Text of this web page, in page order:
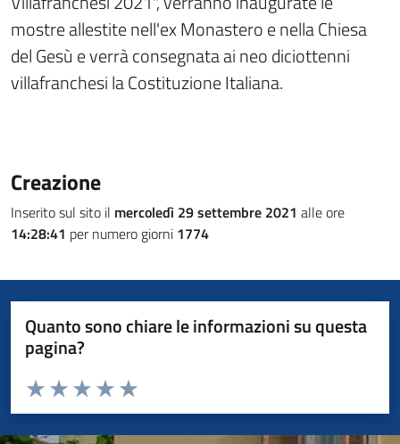
mostre allestite nell'ex Monastero e nella Chiesa
del Gesù e verrà consegnata ai neo diciottenni
villafranchesi la Costituzione Italiana.
Creazione
Inserito sul sito il mercoledì 29 settembre 2021 alle ore
14:28:41 per numero giorni 1774
Quanto sono chiare le informazioni su questa
pagina?
Valuta da 1 a 5 stelle la pagina
Valuta 5 stelle su 5
Valuta 4 stelle su 5
Valuta 3 stelle su 5
Valuta 2 stelle su 5
Valuta 1 stelle su 5